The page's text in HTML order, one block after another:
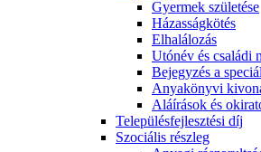
Gyermek születése
Házasságkötés
Elhalálozás
Utónév és családi
Bejegyzés a
Anyakönyvi
Aláírások és
Településfejlesztési díj
Szociális részleg